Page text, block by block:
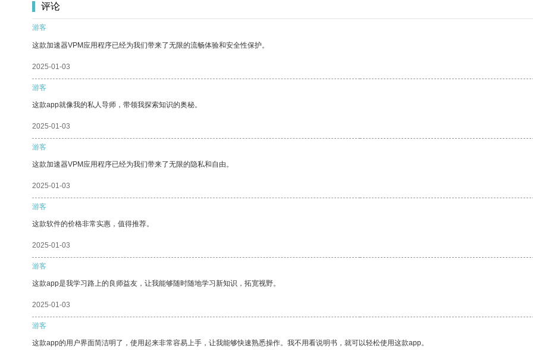
评论
游客
这款加速器VPM应用程序已经为我们带来了无限的流畅体验和安全性保护。
2025-01-03
游客
这款app就像我的私人导师，带领我探索知识的奥秘。
2025-01-03
游客
这款加速器VPM应用程序已经为我们带来了无限的隐私和自由。
2025-01-03
游客
这款软件的价格非常实惠，值得推荐。
2025-01-03
游客
这款app是我学习路上的良师益友，让我能够随时随地学习新知识，拓宽视野。
2025-01-03
游客
这款app的用户界面简洁明了，使用起来非常容易上手，让我能够快速熟悉操作。我不用看说明书，就可以轻松使用这款app。